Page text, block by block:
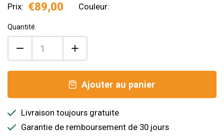
Prix: €89,00 Couleur:
Quantité:
Ajouter au panier
Livraison toujours gratuite
Garantie de remboursement de 30 jours